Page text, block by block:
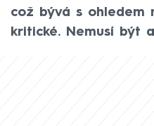
což bývá s ohledem
kritické. Nemusí být